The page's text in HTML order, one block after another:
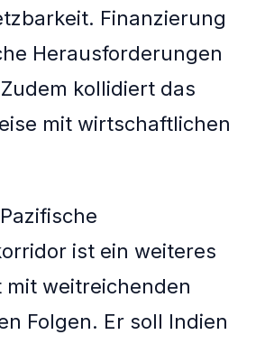
Finanzierung
Herausforderungen
kollidiert das
mit wirtschaftlichen
ist ein weiteres
mit weitreichenden
Folgen. Er soll Indien